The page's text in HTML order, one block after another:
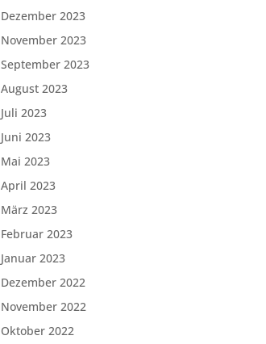
Dezember 2023
November 2023
September 2023
August 2023
Juli 2023
Juni 2023
Mai 2023
April 2023
März 2023
Februar 2023
Januar 2023
Dezember 2022
November 2022
Oktober 2022